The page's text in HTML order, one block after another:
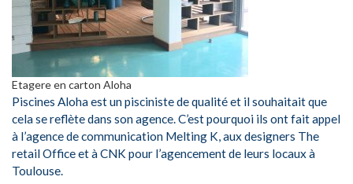
Etagere en carton Aloha
Piscines Aloha est un pisciniste de qualité et il souhaitait que
cela se reflète dans son agence. C’est pourquoi ils ont fait appel
à l’agence de communication Melting K, aux designers The
retail Office et à CNK pour l’agencement de leurs locaux à
Toulouse.